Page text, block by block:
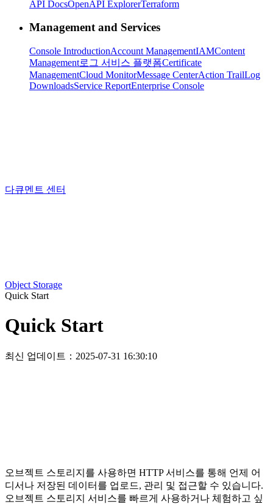
API DocsOpenAPI ExplorerTerraform
Management and Services
Console IntroductionAccount ManagementIAMContent
Management로그 서비스 플랫폼Certificate
ManagementCloud MonitorMessage CenterAction TrailLog
DownloadsService ReportEnterprise Console
다큐멘트 센터
Object Storage
Quick Start
Quick Start
최신 업데이트：2025-07-31 16:30:10
오브젝트 스토리지를 사용하면 HTTP 서비스를 통해 언제 어
디서나 저장된 데이터를 업로드, 관리 및 접근할 수 있습니다.
오브젝트 스토리지 서비스를 빠르게 사용하거나 체험하고 싶